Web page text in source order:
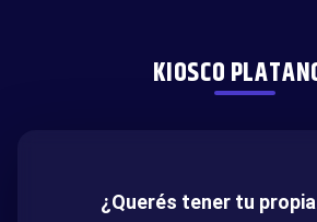
KIOSCO
¿Querés tener tu